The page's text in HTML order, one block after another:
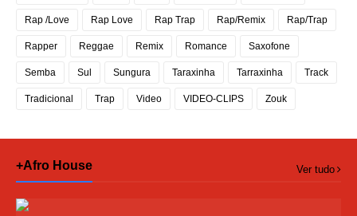
Rap /Love Rap Love Rap Trap Rap/Remix Rap/Trap
Rapper Reggae Remix Romance Saxofone
Semba Sul Sungura Taraxinha Tarraxinha Track
Tradicional Trap Video VIDEO-CLIPS Zouk
+Afro House Ver tudo